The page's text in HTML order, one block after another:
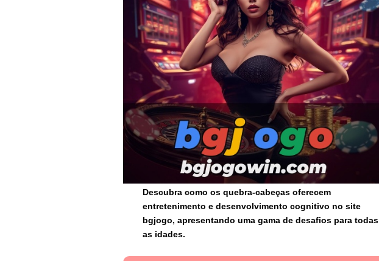
Descubra como os quebra-cabeças oferecem
entretenimento e desenvolvimento cognitivo no site
bgjogo, apresentando uma gama de desafios para todas
as idades.